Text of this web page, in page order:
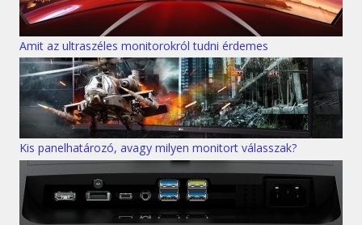
Amit az ultraszéles monitorokról tudni érdemes
Kis panelhatározó, avagy milyen monitort válasszak?